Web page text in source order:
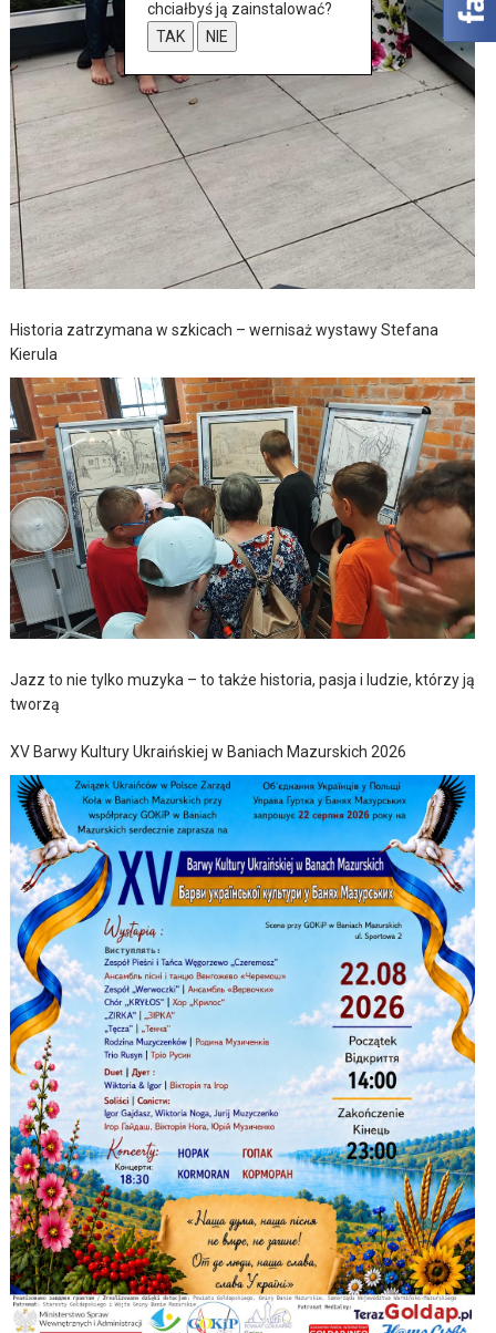
Historia zatrzymana w szkicach – wernisaż wystawy Stefana
Kierula
Jazz to nie tylko muzyka – to także historia, pasja i ludzie, którzy ją
tworzą
XV Barwy Kultury Ukraińskiej w Baniach Mazurskich 2026
chciałbyś ją zainstalować?
TAK
NIE